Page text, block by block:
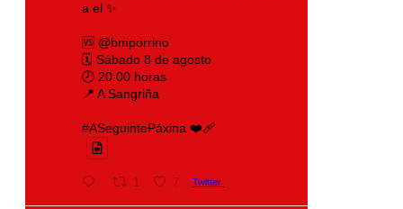
a el ✨
🆚 @bmporrino
🗓️ Sábado 8 de agosto
🕗 20:00 horas
📍 A Sangriña
#ASeguintePáxina ❤️‍🩹
1 7 Twitter